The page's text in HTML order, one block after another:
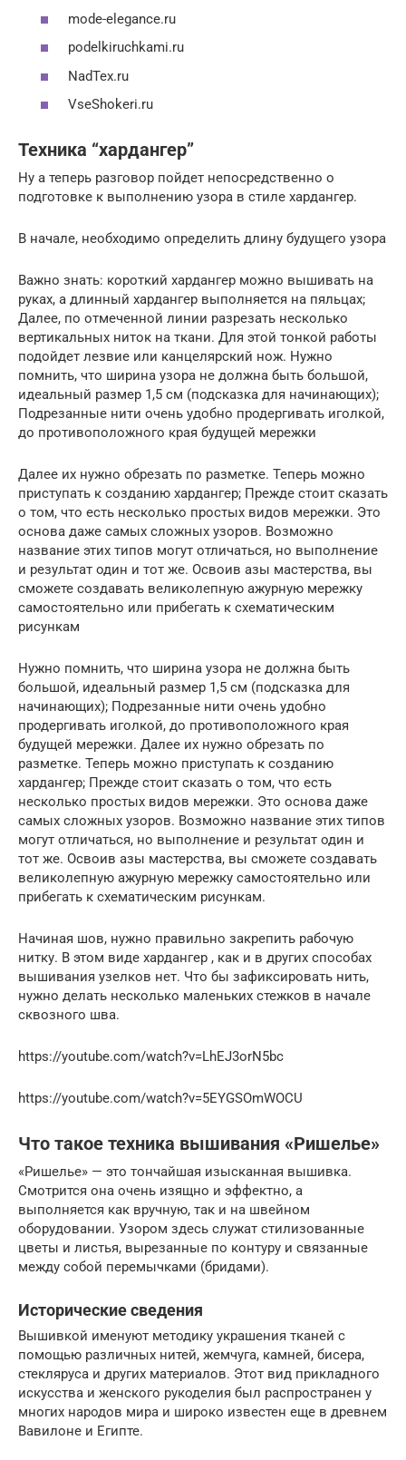
mode-elegance.ru
podelkiruchkami.ru
NadTex.ru
VseShokeri.ru
Техника “хардангер”
Ну а теперь разговор пойдет непосредственно о
подготовке к выполнению узора в стиле хардангер.
В начале, необходимо определить длину будущего узора
Важно знать: короткий хардангер можно вышивать на
руках, а длинный хардангер выполняется на пяльцах;
Далее, по отмеченной линии разрезать несколько
вертикальных ниток на ткани. Для этой тонкой работы
подойдет лезвие или канцелярский нож. Нужно
помнить, что ширина узора не должна быть большой,
идеальный размер 1,5 см (подсказка для начинающих);
Подрезанные нити очень удобно продергивать иголкой,
до противоположного края будущей мережки
Далее их нужно обрезать по разметке. Теперь можно
приступать к созданию хардангер; Прежде стоит сказать
о том, что есть несколько простых видов мережки. Это
основа даже самых сложных узоров. Возможно
название этих типов могут отличаться, но выполнение
и результат один и тот же. Освоив азы мастерства, вы
сможете создавать великолепную ажурную мережку
самостоятельно или прибегать к схематическим
рисункам
Нужно помнить, что ширина узора не должна быть
большой, идеальный размер 1,5 см (подсказка для
начинающих); Подрезанные нити очень удобно
продергивать иголкой, до противоположного края
будущей мережки. Далее их нужно обрезать по
разметке. Теперь можно приступать к созданию
хардангер; Прежде стоит сказать о том, что есть
несколько простых видов мережки. Это основа даже
самых сложных узоров. Возможно название этих типов
могут отличаться, но выполнение и результат один и
тот же. Освоив азы мастерства, вы сможете создавать
великолепную ажурную мережку самостоятельно или
прибегать к схематическим рисункам.
Начиная шов, нужно правильно закрепить рабочую
нитку. В этом виде хардангер , как и в других способах
вышивания узелков нет. Что бы зафиксировать нить,
нужно делать несколько маленьких стежков в начале
сквозного шва.
https://youtube.com/watch?v=LhEJ3orN5bc
https://youtube.com/watch?v=5EYGSOmWOCU
Что такое техника вышивания «Ришелье»
«Ришелье» — это тончайшая изысканная вышивка.
Смотрится она очень изящно и эффектно, а
выполняется как вручную, так и на швейном
оборудовании. Узором здесь служат стилизованные
цветы и листья, вырезанные по контуру и связанные
между собой перемычками (бридами).
Исторические сведения
Вышивкой именуют методику украшения тканей с
помощью различных нитей, жемчуга, камней, бисера,
стекляруса и других материалов. Этот вид прикладного
искусства и женского рукоделия был распространен у
многих народов мира и широко известен еще в древнем
Вавилоне и Египте.